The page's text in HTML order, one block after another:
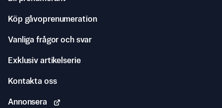
Köp gåvoprenumeration
Vanliga frågor och svar
Exklusiv artikelserie
Kontakta oss
Annonsera